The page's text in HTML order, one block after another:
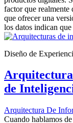
factor que realmente
que ofrecer una
los datos indican
Diseño de
de
Arquitectura De
Cuando hablamos